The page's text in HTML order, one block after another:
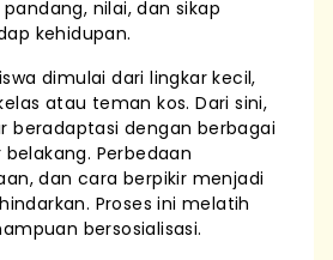
nilai, dan sikap
kehidupan.
dimulai dari lingkar kecil,
atau teman kos. Dari sini,
beradaptasi dengan berbagai
Perbedaan
dan cara berpikir menjadi
Proses ini melatih
bersosialisasi.